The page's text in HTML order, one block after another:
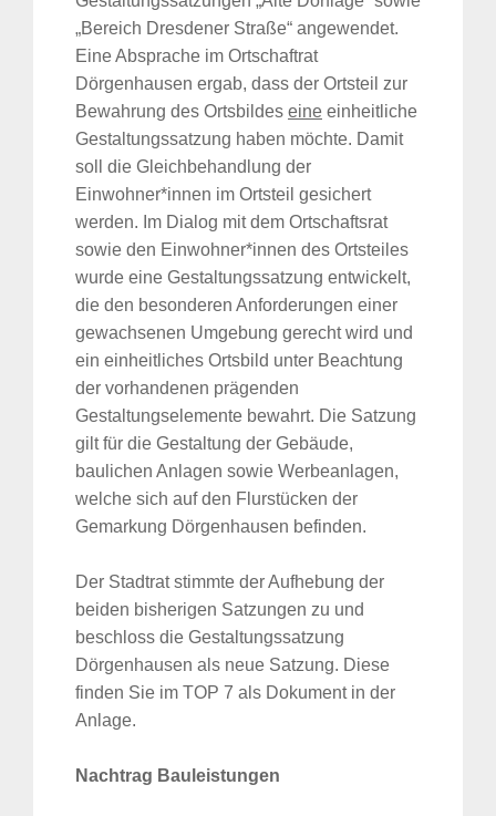
„Bereich Dresdener Straße“ angewendet.
Eine Absprache im Ortschaftrat
Dörgenhausen ergab, dass der Ortsteil zur
Bewahrung des Ortsbildes eine einheitliche
Gestaltungssatzung haben möchte. Damit
soll die Gleichbehandlung der
Einwohner*innen im Ortsteil gesichert
werden. Im Dialog mit dem Ortschaftsrat
sowie den Einwohner*innen des Ortsteiles
wurde eine Gestaltungssatzung entwickelt,
die den besonderen Anforderungen einer
gewachsenen Umgebung gerecht wird und
ein einheitliches Ortsbild unter Beachtung
der vorhandenen prägenden
Gestaltungselemente bewahrt. Die Satzung
gilt für die Gestaltung der Gebäude,
baulichen Anlagen sowie Werbeanlagen,
welche sich auf den Flurstücken der
Gemarkung Dörgenhausen befinden.
Der Stadtrat stimmte der Aufhebung der
beiden bisherigen Satzungen zu und
beschloss die Gestaltungssatzung
Dörgenhausen als neue Satzung. Diese
finden Sie im TOP 7 als Dokument in der
Anlage.
Nachtrag Bauleistungen